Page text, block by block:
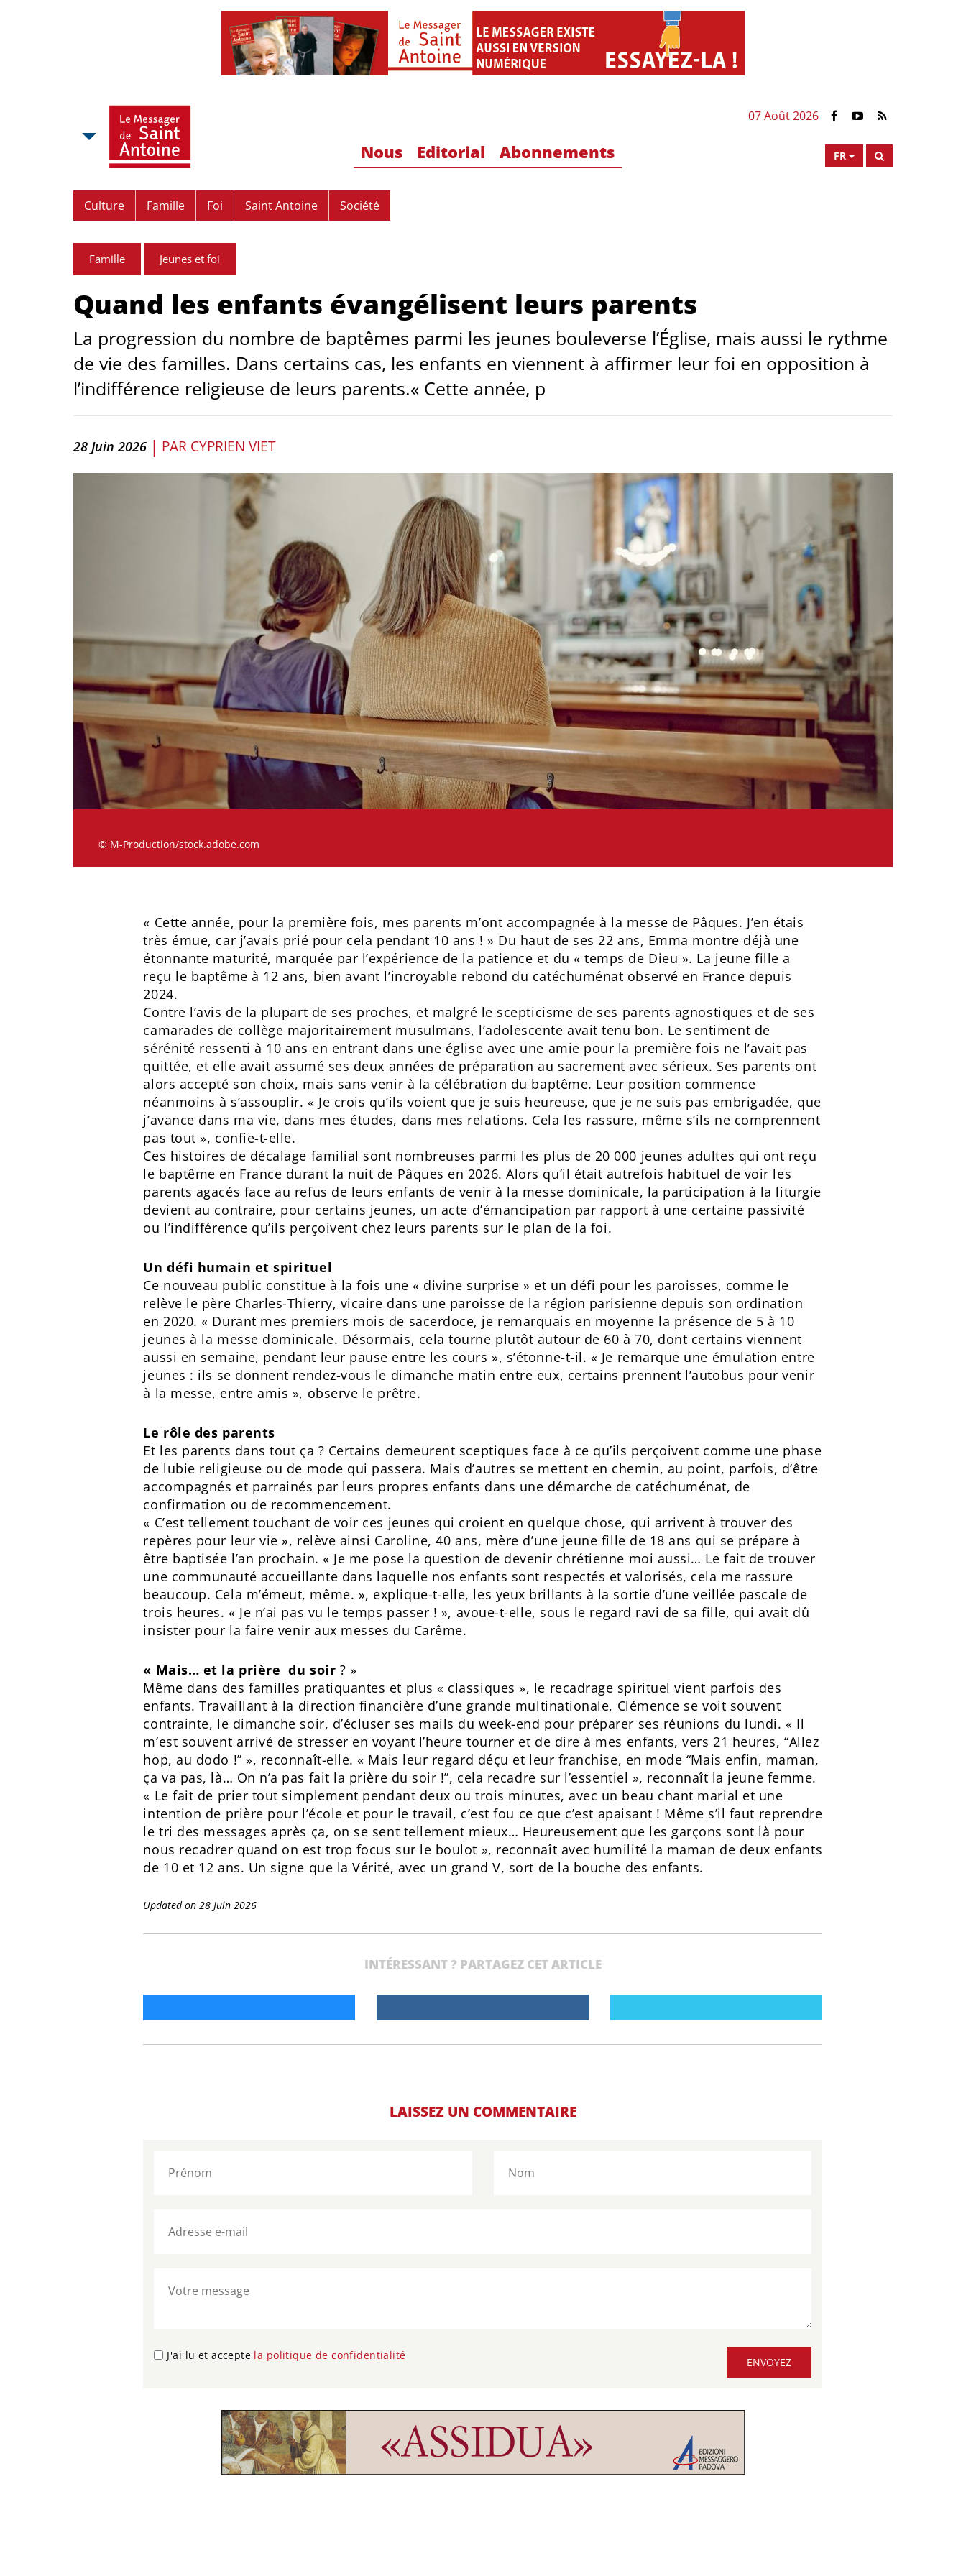
07 Août 2026
FR
Nous Editorial Abonnements
Culture Famille Foi Saint Antoine Société
Famille Jeunes et foi
Quand les enfants évangélisent leurs parents
La progression du nombre de baptêmes parmi les jeunes bouleverse l’Église, mais aussi le rythme
de vie des familles. Dans certains cas, les enfants en viennent à affirmer leur foi en opposition à
l’indifférence religieuse de leurs parents.« Cette année, p
28 Juin 2026 | PAR CYPRIEN VIET
© M-Production/stock.adobe.com
« Cette année, pour la première fois, mes parents m’ont accompagnée à la messe de Pâques. J’en étais
très émue, car j’avais prié pour cela pendant 10 ans ! » Du haut de ses 22 ans, Emma montre déjà une
étonnante maturité, marquée par l’expérience de la patience et du « temps de Dieu ». La jeune fille a
reçu le baptême à 12 ans, bien avant l’incroyable rebond du catéchuménat observé en France depuis
2024.
Contre l’avis de la plupart de ses proches, et malgré le scepticisme de ses parents agnostiques et de ses
camarades de collège majoritairement musulmans, l’adolescente avait tenu bon. Le sentiment de
sérénité ressenti à 10 ans en entrant dans une église avec une amie pour la première fois ne l’avait pas
quittée, et elle avait assumé ses deux années de préparation au sacrement avec sérieux. Ses parents ont
alors accepté son choix, mais sans venir à la célébration du baptême. Leur position commence
néanmoins à s’assouplir. « Je crois qu’ils voient que je suis heureuse, que je ne suis pas embrigadée, que
j’avance dans ma vie, dans mes études, dans mes relations. Cela les rassure, même s’ils ne comprennent
pas tout », confie-t-elle.
Ces histoires de décalage familial sont nombreuses parmi les plus de 20 000 jeunes adultes qui ont reçu
le baptême en France durant la nuit de Pâques en 2026. Alors qu’il était autrefois habituel de voir les
parents agacés face au refus de leurs enfants de venir à la messe dominicale, la participation à la liturgie
devient au contraire, pour certains jeunes, un acte d’émancipation par rapport à une certaine passivité
ou l’indifférence qu’ils perçoivent chez leurs parents sur le plan de la foi.
Un défi humain et spirituel
Ce nouveau public constitue à la fois une « divine surprise » et un défi pour les paroisses, comme le
relève le père Charles-Thierry, vicaire dans une paroisse de la région parisienne depuis son ordination
en 2020. « Durant mes premiers mois de sacerdoce, je remarquais en moyenne la présence de 5 à 10
jeunes à la messe dominicale. Désormais, cela tourne plutôt autour de 60 à 70, dont certains viennent
aussi en semaine, pendant leur pause entre les cours », s’étonne-t-il. « Je remarque une émulation entre
jeunes : ils se donnent rendez-vous le dimanche matin entre eux, certains prennent l’autobus pour venir
à la messe, entre amis », observe le prêtre.
Le rôle des parents
Et les parents dans tout ça ? Certains demeurent sceptiques face à ce qu’ils perçoivent comme une phase
de lubie religieuse ou de mode qui passera. Mais d’autres se mettent en chemin, au point, parfois, d’être
accompagnés et parrainés par leurs propres enfants dans une démarche de catéchuménat, de
confirmation ou de recommencement.
« C’est tellement touchant de voir ces jeunes qui croient en quelque chose, qui arrivent à trouver des
repères pour leur vie », relève ainsi Caroline, 40 ans, mère d’une jeune fille de 18 ans qui se prépare à
être baptisée l’an prochain. « Je me pose la question de devenir chrétienne moi aussi… Le fait de trouver
une communauté accueillante dans laquelle nos enfants sont respectés et valorisés, cela me rassure
beaucoup. Cela m’émeut, même. », explique-t-elle, les yeux brillants à la sortie d’une veillée pascale de
trois heures. « Je n’ai pas vu le temps passer ! », avoue-t-elle, sous le regard ravi de sa fille, qui avait dû
insister pour la faire venir aux messes du Carême.
« Mais… et la prière du soir ? »
Même dans des familles pratiquantes et plus « classiques », le recadrage spirituel vient parfois des
enfants. Travaillant à la direction financière d’une grande multinationale, Clémence se voit souvent
contrainte, le dimanche soir, d’écluser ses mails du week-end pour préparer ses réunions du lundi. « Il
m’est souvent arrivé de stresser en voyant l’heure tourner et de dire à mes enfants, vers 21 heures, “Allez
hop, au dodo !” », reconnaît-elle. « Mais leur regard déçu et leur franchise, en mode “Mais enfin, maman,
ça va pas, là… On n’a pas fait la prière du soir !”, cela recadre sur l’essentiel », reconnaît la jeune femme.
« Le fait de prier tout simplement pendant deux ou trois minutes, avec un beau chant marial et une
intention de prière pour l’école et pour le travail, c’est fou ce que c’est apaisant ! Même s’il faut reprendre
le tri des messages après ça, on se sent tellement mieux… Heureusement que les garçons sont là pour
nous recadrer quand on est trop focus sur le boulot », reconnaît avec humilité la maman de deux enfants
de 10 et 12 ans. Un signe que la Vérité, avec un grand V, sort de la bouche des enfants.
Updated on 28 Juin 2026
INTÉRESSANT ? PARTAGEZ CET ARTICLE
LAISSEZ UN COMMENTAIRE
ENVOYEZ
J'ai lu et accepte la politique de confidentialité